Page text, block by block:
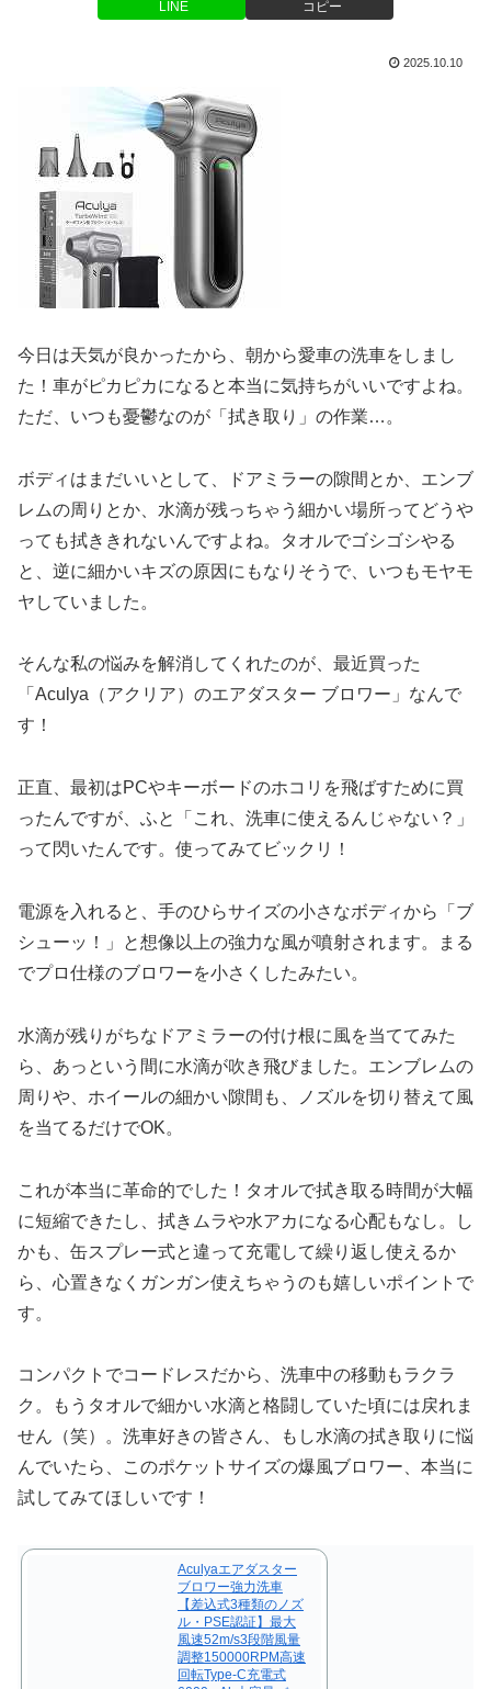
LINE コピー
2025.10.10
今日は天気が良かったから、朝から愛車の洗車をしまし
た！車がピカピカになると本当に気持ちがいいですよね。
ただ、いつも憂鬱なのが「拭き取り」の作業…。
ボディはまだいいとして、ドアミラーの隙間とか、エンブ
レムの周りとか、水滴が残っちゃう細かい場所ってどうや
っても拭ききれないんですよね。タオルでゴシゴシやる
と、逆に細かいキズの原因にもなりそうで、いつもモヤモ
ヤしていました。
そんな私の悩みを解消してくれたのが、最近買った
「Aculya（アクリア）のエアダスター ブロワー」なんで
す！
正直、最初はPCやキーボードのホコリを飛ばすために買
ったんですが、ふと「これ、洗車に使えるんじゃない？」
って閃いたんです。使ってみてビックリ！
電源を入れると、手のひらサイズの小さなボディから「ブ
シューッ！」と想像以上の強力な風が噴射されます。まる
でプロ仕様のブロワーを小さくしたみたい。
水滴が残りがちなドアミラーの付け根に風を当ててみた
ら、あっという間に水滴が吹き飛びました。エンブレムの
周りや、ホイールの細かい隙間も、ノズルを切り替えて風
を当てるだけでOK。
これが本当に革命的でした！タオルで拭き取る時間が大幅
に短縮できたし、拭きムラや水アカになる心配もなし。し
かも、缶スプレー式と違って充電して繰り返し使えるか
ら、心置きなくガンガン使えちゃうのも嬉しいポイントで
す。
コンパクトでコードレスだから、洗車中の移動もラクラ
ク。もうタオルで細かい水滴と格闘していた頃には戻れま
せん（笑）。洗車好きの皆さん、もし水滴の拭き取りに悩
んでいたら、このポケットサイズの爆風ブロワー、本当に
試してみてほしいです！
Aculyaエアダスター
ブロワー強力洗車
【差込式3種類のノズ
ル・PSE認証】最大
風速52m/s3段階風量
調整150000RPM高速
回転Type-C充電式